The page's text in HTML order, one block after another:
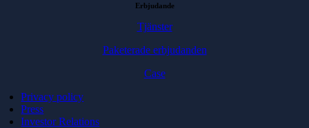
Erbjudande
Tjänster
Paketerade erbjudanden
Case
Privacy policy
Press
Investor Relations